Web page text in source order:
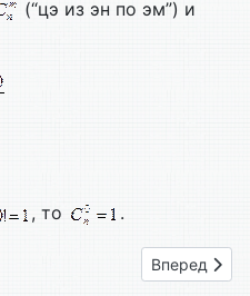
(“цэ из эн по эм”) и
, то .
определениеСледующий:
Вперед